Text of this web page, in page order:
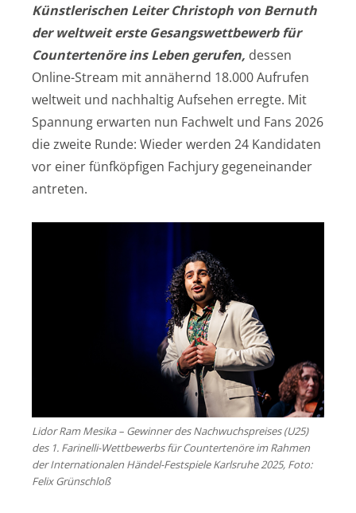
Künstlerischen Leiter Christoph von Bernuth
der weltweit erste Gesangswettbewerb für
Countertenöre ins Leben gerufen, dessen
Online-Stream mit annähernd 18.000 Aufrufen
weltweit und nachhaltig Aufsehen erregte. Mit
Spannung erwarten nun Fachwelt und Fans 2026
die zweite Runde: Wieder werden 24 Kandidaten
vor einer fünfköpfigen Fachjury gegeneinander
antreten.
Lidor Ram Mesika – Gewinner des Nachwuchspreises (U25)
des 1. Farinelli-Wettbewerbs für Countertenöre im Rahmen
der Internationalen Händel-Festspiele Karlsruhe 2025, Foto:
Felix Grünschloß